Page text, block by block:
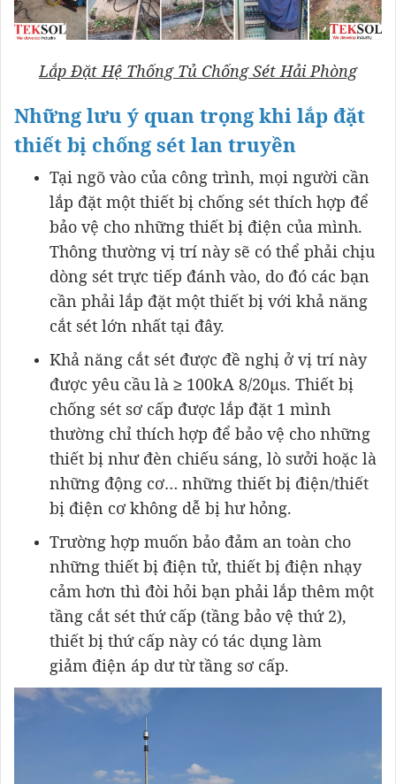
Lắp Đặt Hệ Thống Tủ Chống Sét Hải Phòng
Những lưu ý quan trọng khi lắp đặt
thiết bị chống sét lan truyền
Tại ngõ vào của công trình, mọi người cần
lắp đặt một thiết bị chống sét thích hợp để
bảo vệ cho những thiết bị điện của mình.
Thông thường vị trí này sẽ có thể phải chịu
dòng sét trực tiếp đánh vào, do đó các bạn
cần phải lắp đặt một thiết bị với khả năng
cắt sét lớn nhất tại đây.
Khả năng cắt sét được đề nghị ở vị trí này
được yêu cầu là ≥ 100kA 8/20µs. Thiết bị
chống sét sơ cấp được lắp đặt 1 mình
thường chỉ thích hợp để bảo vệ cho những
thiết bị như đèn chiếu sáng, lò sưởi hoặc là
những động cơ… những thiết bị điện/thiết
bị điện cơ không dễ bị hư hỏng.
Trường hợp muốn bảo đảm an toàn cho
những thiết bị điện tử, thiết bị điện nhạy
cảm hơn thì đòi hỏi bạn phải lắp thêm một
tầng cắt sét thứ cấp (tầng bảo vệ thứ 2),
thiết bị thứ cấp này có tác dụng làm
giảm điện áp dư từ tầng sơ cấp.